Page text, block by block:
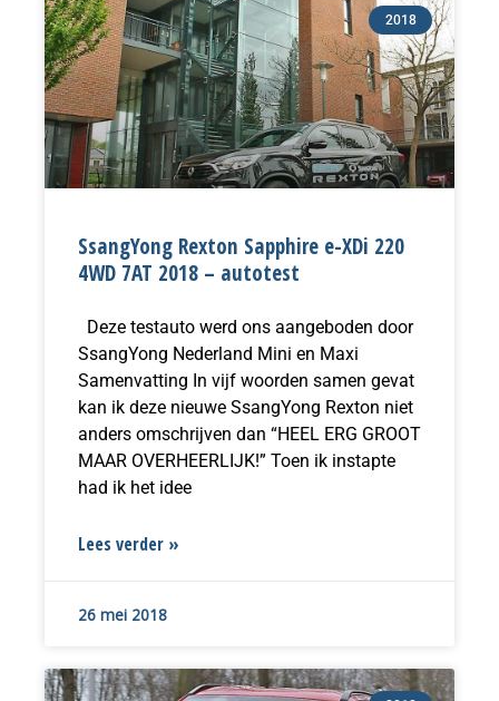
2018
SsangYong Rexton Sapphire e-XDi 220
4WD 7AT 2018 – autotest
Deze testauto werd ons aangeboden door
SsangYong Nederland Mini en Maxi
Samenvatting In vijf woorden samen gevat
kan ik deze nieuwe SsangYong Rexton niet
anders omschrijven dan “HEEL ERG GROOT
MAAR OVERHEERLIJK!” Toen ik instapte
had ik het idee
Lees verder »
26 mei 2018